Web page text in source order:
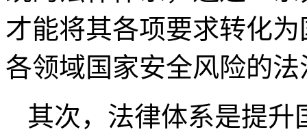
才能将其各项要求转化
各领域国家安全风险的
其次，法律体系是提